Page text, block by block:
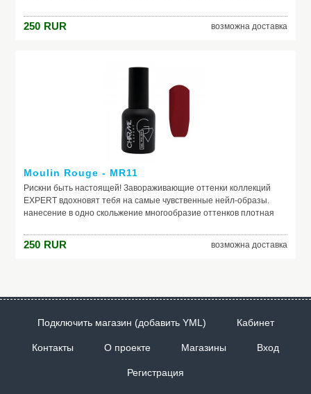
250 RUR возможна доставка
Moulin Rouge - MR11
Рискни быть настоящей! Завораживающие оттенки коллекций
EXPERT вдохновят тебя на самые чувственные нейл-образы.
нанесение в одно скольжение многообразие оттенков плотная
250 RUR возможна доставка
Подключить магазин (добавить YML) Кабинет
Контакты О проекте Магазины Вход
Регистрация